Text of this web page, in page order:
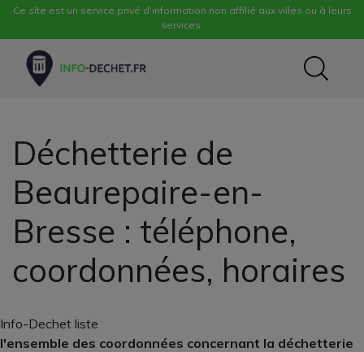
Ce site est un service privé d'information non affilié aux villes ou à leurs
services.
Déchetterie de
Beaurepaire-en-
Bresse : téléphone,
coordonnées, horaires
Info-Dechet liste
l'ensemble des coordonnées concernant la déchetterie